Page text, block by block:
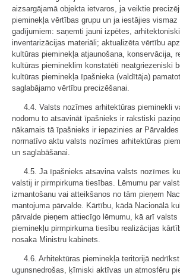
aizsargājamā objekta ietvaros, ja veiktie
pieminekļa vērtības grupu un ja iestājies vismaz
gadījumiem: saņemti jauni izpētes,
inventarizācijas materiāli; aktualizēta vērtību
kultūras pieminekļa atjaunošana, konservācija,
kultūras piemineklim konstatēti neatgriezeniski
kultūras pieminekļa īpašnieka (valdītāja)
saglabājamo vērtību precizēšanai.
4.4. Valsts nozīmes arhitektūras pieminekli
nodomu to atsavināt īpašnieks ir rakstiski
nākamais tā īpašnieks ir iepazinies ar
normatīvo aktu valsts nozīmes arhitektūras
un saglabāšanai.
4.5. Ja īpašnieks atsavina valsts nozīmes
valstij ir pirmpirkuma tiesības. Lēmumu par
izmantošanu vai atteikšanos no tām pieņem
mantojuma pārvalde. Kārtību, kādā Nacionālā
pārvalde pieņem attiecīgo lēmumu, kā arī
pieminekļu pirmpirkuma tiesību realizācijas
nosaka Ministru kabinets.
4.6. Arhitektūras pieminekļa teritorijā
ugunsnedrošas, ķīmiski aktīvas un atmosfēru